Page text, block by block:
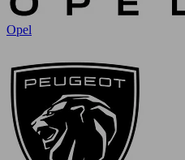
Opel